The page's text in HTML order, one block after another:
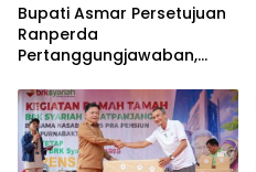
Bupati Asmar Persetujuan
Ranperda
Pertanggungjawaban,
Pemkab dan DPRD